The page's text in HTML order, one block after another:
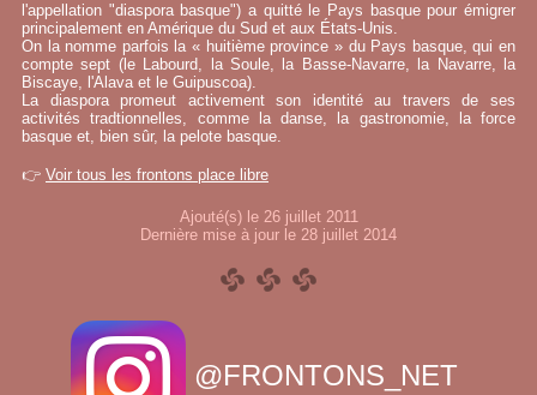
l'appellation "diaspora basque") a quitté le Pays basque pour émigrer
principalement en Amérique du Sud et aux États-Unis.
On la nomme parfois la « huitième province » du Pays basque, qui en
compte sept (le Labourd, la Soule, la Basse-Navarre, la Navarre, la
Biscaye, l'Alava et le Guipuscoa).
La diaspora promeut activement son identité au travers de ses
activités tradtionnelles, comme la danse, la gastronomie, la force
basque et, bien sûr, la pelote basque.
👉 Voir tous les frontons place libre
Ajouté(s) le 26 juillet 2011
Dernière mise à jour le 28 juillet 2014
@FRONTONS_NET